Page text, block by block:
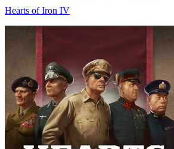
Hearts of Iron IV